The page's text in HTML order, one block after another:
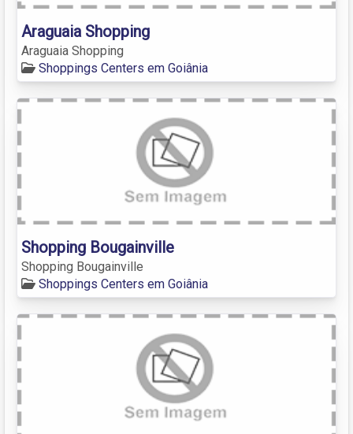
Araguaia Shopping
Araguaia Shopping
Shoppings Centers em Goiânia
Shopping Bougainville
Shopping Bougainville
Shoppings Centers em Goiânia